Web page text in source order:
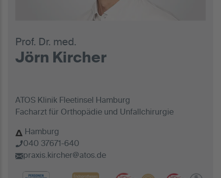
Prof. Dr. med.
Jörn Kircher
ATOS Klinik Fleetinsel Hamburg
Facharzt für Orthopädie und Unfallchirurgie
Hamburg
040 37671-640
praxis.kircher@atos.de